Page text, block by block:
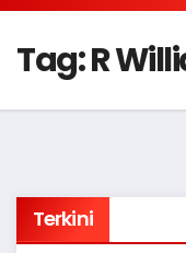
Tag:R
Terkini